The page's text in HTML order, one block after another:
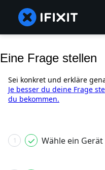
Eine Frage stellen
Sei konkret und erkläre
Je besser du deine Frage
du bekommen.
1 Wähle ein Gerät